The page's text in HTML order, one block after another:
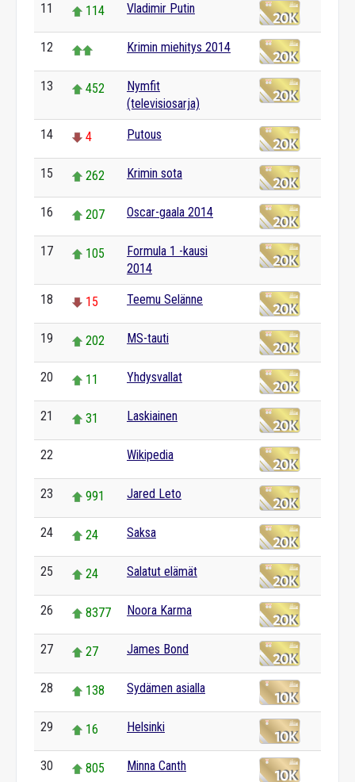
11 114 Vladimir Putin
12 Krimin miehitys 2014
13 452
Nymfit
(televisiosarja)
14 4 Putous
15 262 Krimin sota
16 207 Oscar-gaala 2014
17 105
Formula 1 -kausi
2014
18 15 Teemu Selänne
19 202 MS-tauti
20 11 Yhdysvallat
21 31 Laskiainen
22 Wikipedia
23 991 Jared Leto
24 24 Saksa
25 24 Salatut elämät
26 8377 Noora Karma
27 27 James Bond
28 138 Sydämen asialla
29 16 Helsinki
30 805 Minna Canth